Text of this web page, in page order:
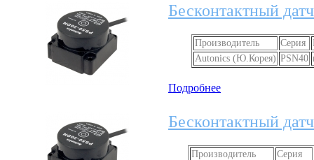
Бесконтактный
Производитель Серия
Autonics (Ю.Корея) PSN40
Подробнее
Бесконтактный
Производитель
Серия